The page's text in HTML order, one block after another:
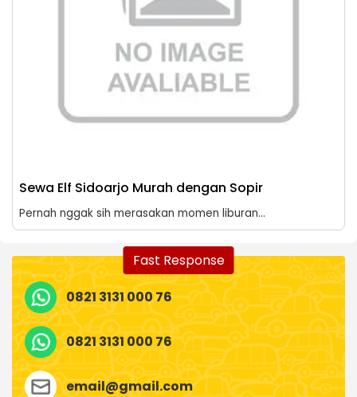
Sewa Elf Sidoarjo Murah dengan Sopir
Pernah nggak sih merasakan momen liburan...
Fast Response
0821 3131 000 76
0821 3131 000 76
email@gmail.com